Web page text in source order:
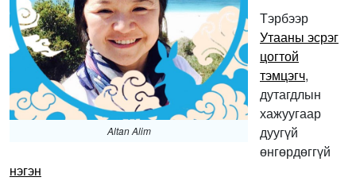
Altan Alim
Тэрбээр
Утааны эсрэг
цогтой
тэмцэгч,
дутагдлын
хажуугаар
дуугүй
өнгөрдөггүй
нэгэн